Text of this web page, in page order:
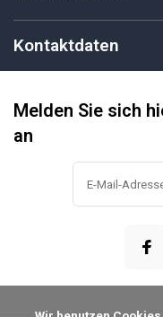
Kontaktdaten
Melden Sie sich
an